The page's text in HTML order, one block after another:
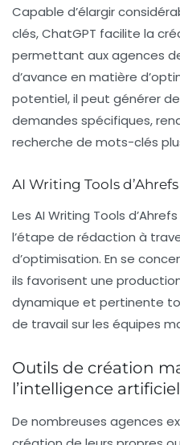
Capable d’élargir
clés, ChatGPT facilite la
permettant aux agences
d’avance en matière
potentiel, il peut générer
demandes spécifiques,
recherche de mots-clés
AI Writing Tools d’Ahrefs
Les AI Writing Tools
l’étape de rédaction à
d’optimisation. En se
ils favorisent une
dynamique et pertinente
de travail sur les équipes
Outils de création
l’intelligence
De nombreuses agences